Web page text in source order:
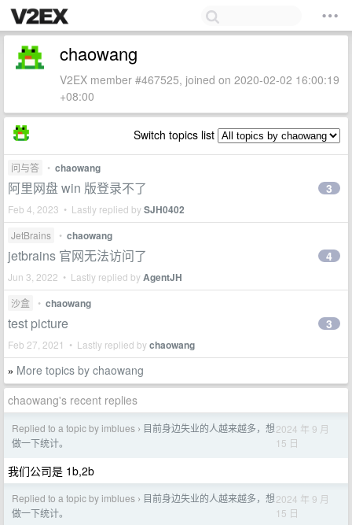
chaowang
V2EX member #467525, joined on 2020-02-02 16:00:19
+08:00
Switch topics list
问与答 • chaowang
阿里网盘 win 版登录不了
Feb 4, 2023 • Lastly replied bySJH0402
3
JetBrains • chaowang
jetbrains 官网无法访问了
Jun 3, 2022 • Lastly replied byAgentJH
4
沙盒 • chaowang
test picture
Feb 27, 2021 • Lastly replied bychaowang
3
» More topics by chaowang
chaowang's recent replies
Replied to a topic by imblues › 目前身边失业的人越来越多，想
做一下统计。
2024 年 9 月
15 日
我们公司是 1b,2b
Replied to a topic by imblues › 目前身边失业的人越来越多，想
做一下统计。
2024 年 9 月
15 日